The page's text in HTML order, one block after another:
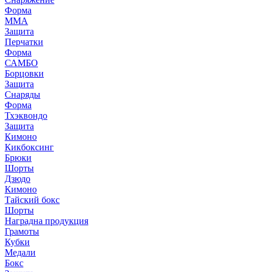
Форма
ММА
Защита
Перчатки
Форма
САМБО
Борцовки
Защита
Снаряды
Форма
Тхэквондо
Защита
Кимоно
Кикбоксинг
Брюки
Шорты
Дзюдо
Кимоно
Тайский бокс
Шорты
Наградна продукция
Грамоты
Кубки
Медали
Бокс